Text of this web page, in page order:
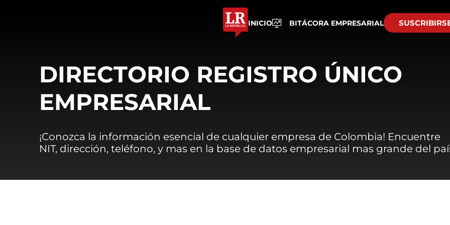
INICIO BITÁCORA EMPRESARIAL
DIRECTORIO REGISTRO ÚNICO
EMPRESARIAL
¡Conozca la información esencial de cualquier empresa de Colombia! Encuentre
NIT, dirección, teléfono, y mas en la base de datos empresarial mas grande del